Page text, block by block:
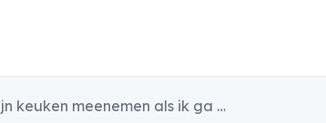
Kan ik mijn keuken meenemen als ik ga verhuizen?